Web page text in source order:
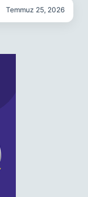
Temmuz 25, 2026